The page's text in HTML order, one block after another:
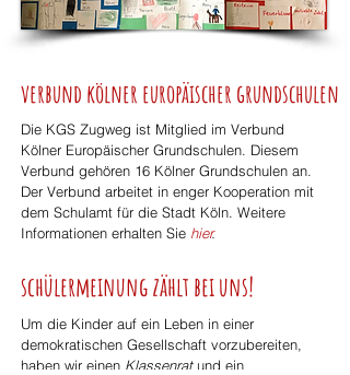
Die KGS Zugweg ist Mitglied im Verbund
Kölner Europäischer Grundschulen. Diesem
Verbund gehören 16 Kölner Grundschulen an.
Der Verbund arbeitet in enger Kooperation mit
dem Schulamt für die Stadt Köln. Weitere
Informationen erhalten Sie hier.
verbund kölner europäischer grundschulen
Um die Kinder auf ein Leben in einer
demokratischen Gesellschaft vorzubereiten,
haben wir einen Klassenratund ein
schülermeinung zählt bei uns!